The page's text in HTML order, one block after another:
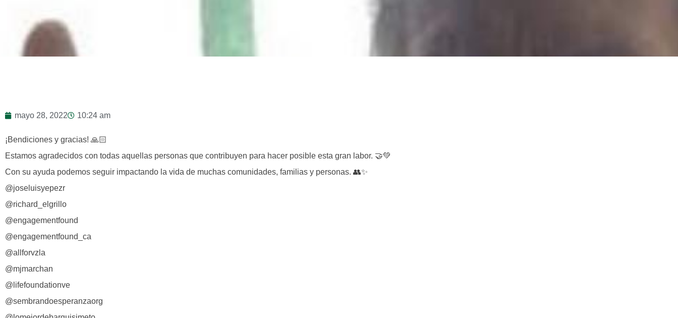
mayo 28, 2022 10:24 am
¡Bendiciones y gracias! 🙏🏻
Estamos agradecidos con todas aquellas personas que contribuyen para hacer posible esta gran labor. 🤝💚
Con su ayuda podemos seguir impactando la vida de muchas comunidades, familias y personas. 👥✨
@joseluisyepezr
@richard_elgrillo
@engagementfound
@engagementfound_ca
@allforvzla
@mjmarchan
@lifefoundationve
@sembrandoesperanzaorg